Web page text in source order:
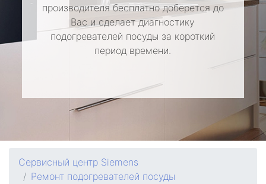
производителя бесплатно доберется до
Вас и сделает диагностику
подогревателей посуды за короткий
период времени.
Сервисный центр Siemens
Ремонт подогревателей посуды